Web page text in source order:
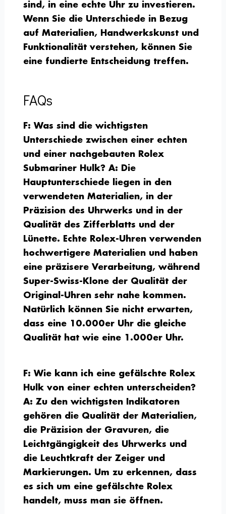
sind, in eine echte Uhr zu investieren.
Wenn Sie die Unterschiede in Bezug
auf Materialien, Handwerkskunst und
Funktionalität verstehen, können Sie
eine fundierte Entscheidung treffen.
FAQs
F: Was sind die wichtigsten
Unterschiede zwischen einer echten
und einer nachgebauten Rolex
Submariner Hulk? A: Die
Hauptunterschiede liegen in den
verwendeten Materialien, in der
Präzision des Uhrwerks und in der
Qualität des Zifferblatts und der
Lünette. Echte Rolex-Uhren verwenden
hochwertigere Materialien und haben
eine präzisere Verarbeitung, während
Super-Swiss-Klone der Qualität der
Original-Uhren sehr nahe kommen.
Natürlich können Sie nicht erwarten,
dass eine 10.000er Uhr die gleiche
Qualität hat wie eine 1.000er Uhr.
F: Wie kann ich eine gefälschte Rolex
Hulk von einer echten unterscheiden?
A: Zu den wichtigsten Indikatoren
gehören die Qualität der Materialien,
die Präzision der Gravuren, die
Leichtgängigkeit des Uhrwerks und
die Leuchtkraft der Zeiger und
Markierungen. Um zu erkennen, dass
es sich um eine gefälschte Rolex
handelt, muss man sie öffnen.